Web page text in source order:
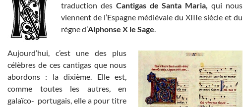
traduction des Cantigas de Santa Maria,qui nous
viennent de l’Espagne médiévale du XIIIe siècle et du
règne d’Alphonse X le Sage.
Aujourd’hui, c’est une des plus
célèbres de ces cantigas que nous
abordons : la dixième. Elle est,
comme toutes les autres, en
galaïco- portugais, elle a pour titre